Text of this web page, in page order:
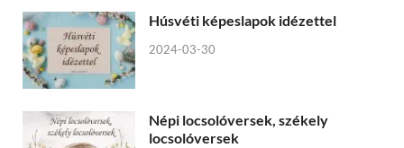
Húsvéti képeslapok idézettel
2024-03-30
Népi locsolóversek, székely
locsolóversek